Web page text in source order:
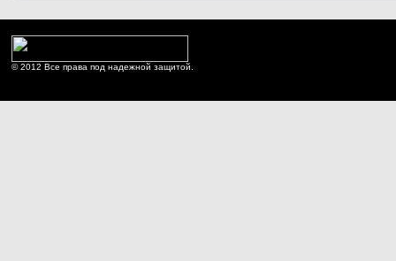
© 2012 Все права под надежной защитой.